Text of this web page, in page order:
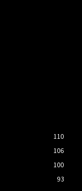
110
106
100
93